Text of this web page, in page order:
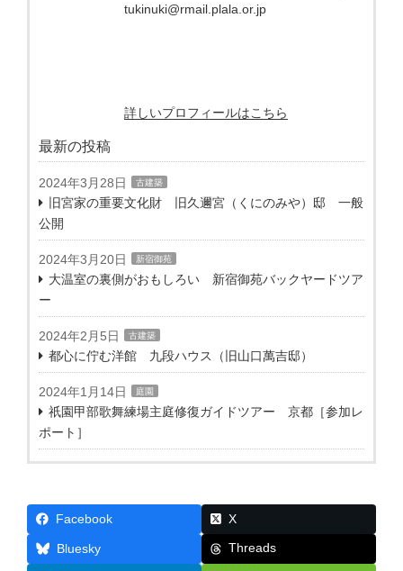
tukinuki@rmail.plala.or.jp
詳しいプロフィールはこちら
最新の投稿
2024年3月28日 古建築
旧宮家の重要文化財 旧久邇宮（くにのみや）邸 一般
公開
2024年3月20日 新宿御苑
大温室の裏側がおもしろい 新宿御苑バックヤードツア
ー
2024年2月5日 古建築
都心に佇む洋館 九段ハウス（旧山口萬吉邸）
2024年1月14日 庭園
祇園甲部歌舞練場主庭修復ガイドツアー 京都［参加レ
ポート］
Facebook X
Bluesky Threads